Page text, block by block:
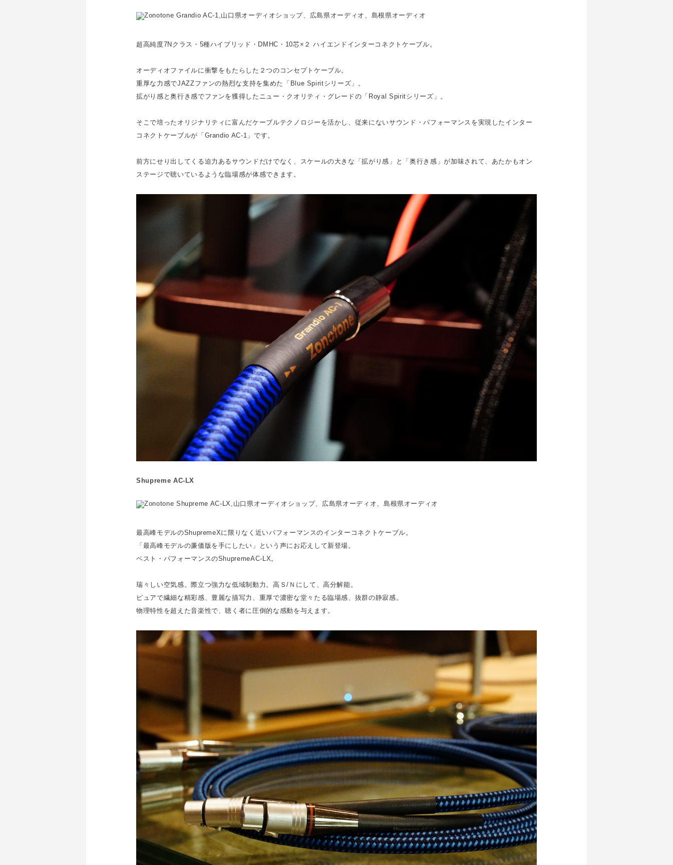
超高純度7Nクラス・5種ハイブリッド・DMHC・10芯×２ ハイエンドインターコネクトケーブル。
オーディオファイルに衝撃をもたらした２つのコンセプトケーブル。
重厚な力感でJAZZファンの熱烈な支持を集めた「Blue Spiritシリーズ」。
拡がり感と奥行き感でファンを獲得したニュー・クオリティ・グレードの「Royal Spiritシリーズ」。
そこで培ったオリジナリティに富んだケーブルテクノロジーを活かし、従来にないサウンド・パフォーマンスを実現したインター
コネクトケーブルが「Grandio AC-1」です。
前方にせり出してくる迫力あるサウンドだけでなく、スケールの大きな「拡がり感」と「奥行き感」が加味されて、あたかもオン
ステージで聴いているような臨場感が体感できます。
Shupreme AC-LX
最高峰モデルのShupremeXに限りなく近いパフォーマンスのインターコネクトケーブル。
「最高峰モデルの廉価版を手にしたい」という声にお応えして新登場。
ベスト・パフォーマンスのShupremeAC-LX。
瑞々しい空気感。際立つ強力な低域制動力。高Ｓ/Ｎにして、高分解能。
ピュアで繊細な精彩感、豊麗な描写力、重厚で濃密な堂々たる臨場感、抜群の静寂感。
物理特性を超えた音楽性で、聴く者に圧倒的な感動を与えます。